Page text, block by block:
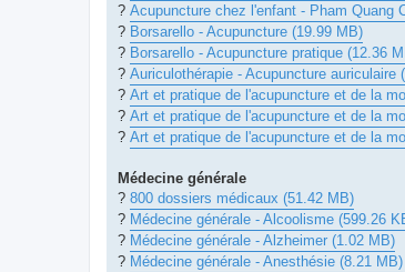
? Acupuncture chez l'enfant - Pham Quang
? Borsarello - Acupuncture (19.99 MB)
? Borsarello - Acupuncture pratique (12.36
? Auriculothérapie - Acupuncture auriculaire
? Art et pratique de l'acupuncture et de la
? Art et pratique de l'acupuncture et de la
? Art et pratique de l'acupuncture et de la
Médecine générale
? 800 dossiers médicaux (51.42 MB)
? Médecine générale - Alcoolisme (599.26
? Médecine générale - Alzheimer (1.02 MB)
? Médecine générale - Anesthésie (8.21 MB)